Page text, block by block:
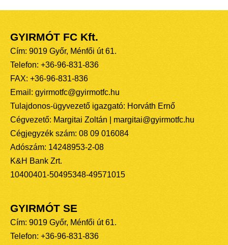
GYIRMÓT FC Kft.
Cím: 9019 Győr, Ménfői út 61.
Telefon: +36-96-831-836
FAX: +36-96-831-836
Email: gyirmotfc@gyirmotfc.hu
Tulajdonos-ügyvezető igazgató: Horváth Ernő
Cégvezető: Margitai Zoltán | margitai@gyirmotfc.hu
Cégjegyzék szám: 08 09 016084
Adószám: 14248953-2-08
K&H Bank Zrt.
10400401-50495348-49571015
GYIRMÓT SE
Cím: 9019 Győr, Ménfői út 61.
Telefon: +36-96-831-836